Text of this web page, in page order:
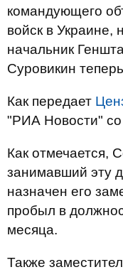
командующего
войск в Украине,
начальник
Суровикин
Как передает
"РИА Новости"
Как отмечается,
занимавший эту
назначен его
пробыл в
месяца.
Также